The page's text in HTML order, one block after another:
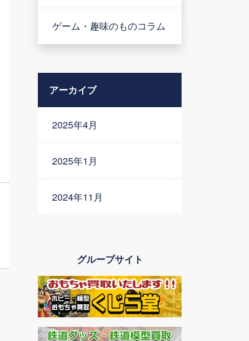
ゲーム・趣味のものコラム
アーカイブ
2025年4月
2025年1月
2024年11月
グループサイト